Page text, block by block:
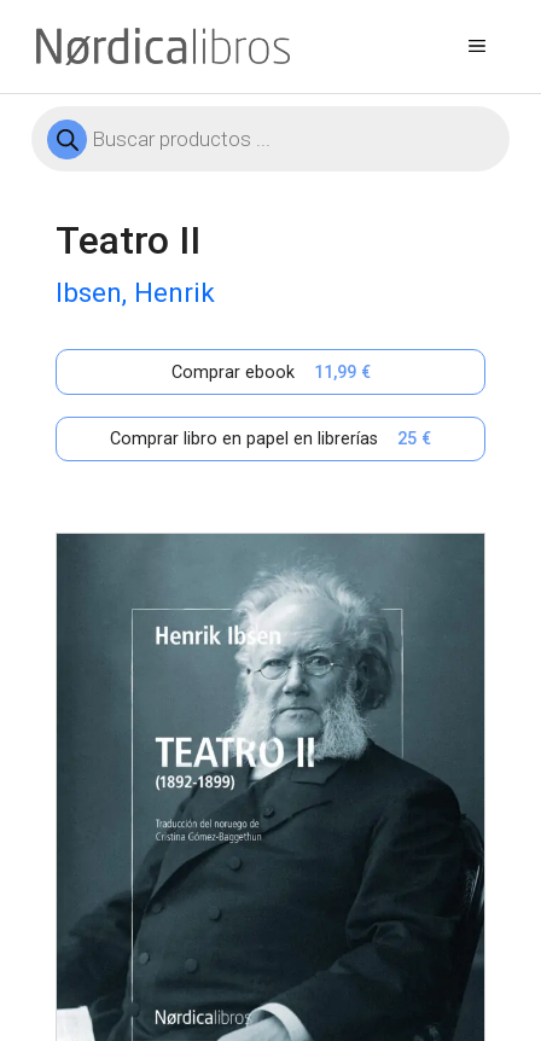
contenido
Menú
Búsqueda
de
Teatro II
Ibsen, Henrik
Comprar ebook 11,99 €
Comprar libro en papel en librerías 25 €